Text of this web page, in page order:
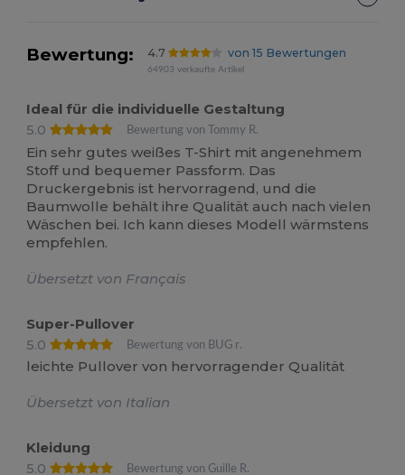
Bewertung: 4.7 von 15 Bewertungen
64903 verkaufte Artikel
Ideal für die individuelle Gestaltung
5.0
Bewertung von Tommy R.
Ein sehr gutes weißes T-Shirt mit angenehmem
Stoff und bequemer Passform. Das
Druckergebnis ist hervorragend, und die
Baumwolle behält ihre Qualität auch nach vielen
Wäschen bei. Ich kann dieses Modell wärmstens
empfehlen.
Übersetzt von Français
Super-Pullover
5.0
Bewertung von BUG r.
leichte Pullover von hervorragender Qualität
Übersetzt von Italian
Kleidung
5.0
Bewertung von Guille R.